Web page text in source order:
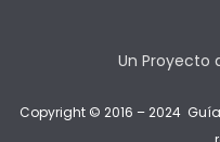
Un Proyecto
Copyright © 2016 – 2024